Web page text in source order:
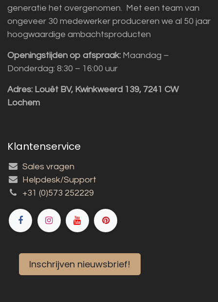
generatie het overgenomen. Met een team van
ongeveer 30 medewerker produceren we al 50 jaar
hoogwaardige ambachtsproducten
Openingstijden op afspraak: Maandag –
Donderdag: 8:30 – 16:00 uur
Adres: Louët BV, Kwinkweerd 139, 7241 CW
Lochem
Klantenservice
Sales vragen
Helpdesk/Support
+31 (0)573 252229
Inschrijven nieuwsbrief!